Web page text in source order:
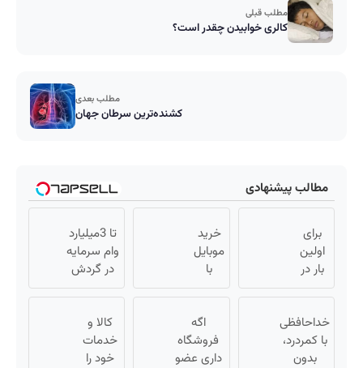
مطلب قبلی
کالری خوابیدن چقدر است؟
مطلب بعدی
کشنده‌ترین سرطان جهان
مطالب پیشنهادی
برای
اولین
بار در
ایران
این
دکتر
کرم
خرید
موبایل
با
اسنپ
در ۴
قسط
بدون
تا 3میلیارد
وام سرمایه
در گردش
فروشندگان
فروشگاهت
رو ثبت کن
خداحافظی
با کمردرد،
بدون
اگه
فروشگاه
داری عضو
کالا و
خدمات
خود را